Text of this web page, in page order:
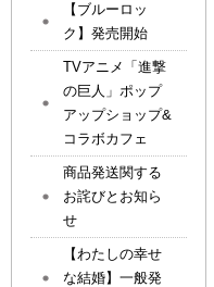
【ブルーロッ
ク】発売開始
TVアニメ「進撃
の巨人」ポップ
アップショップ&
コラボカフェ
商品発送関する
お詫びとお知ら
せ
【わたしの幸せ
な結婚】一般発